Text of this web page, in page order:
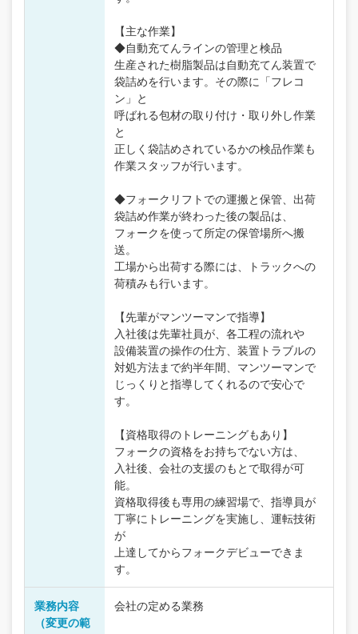
【主な作業】
◆自動充てんラインの管理と検品
生産された樹脂製品は自動充てん装置で
袋詰めを行います。その際に「フレコ
ン」と
呼ばれる包材の取り付け・取り外し作業
と
正しく袋詰めされているかの検品作業も
作業スタッフが行います。
◆フォークリフトでの運搬と保管、出荷
袋詰め作業が終わった後の製品は、
フォークを使って所定の保管場所へ搬
送。
工場から出荷する際には、トラックへの
荷積みも行います。
【先輩がマンツーマンで指導】
入社後は先輩社員が、各工程の流れや
設備装置の操作の仕方、装置トラブルの
対処方法まで約半年間、マンツーマンで
じっくりと指導してくれるので安心で
す。
【資格取得のトレーニングもあり】
フォークの資格をお持ちでない方は、
入社後、会社の支援のもとで取得が可
能。
資格取得後も専用の練習場で、指導員が
丁寧にトレーニングを実施し、運転技術
が
上達してからフォークデビューできま
す。
業務内容
（変更の範
会社の定める業務